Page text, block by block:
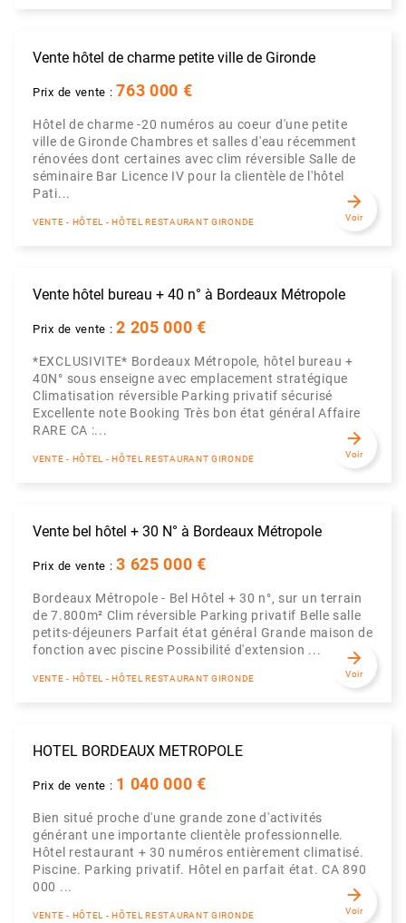
Vente hôtel de charme petite ville de Gironde
Prix de vente : 763 000 €
Hôtel de charme -20 numéros au coeur d'une petite
ville de Gironde Chambres et salles d'eau récemment
rénovées dont certaines avec clim réversible Salle de
séminaire Bar Licence IV pour la clientèle de l'hôtel
Pati...
VENTE - HÔTEL - HÔTEL RESTAURANT GIRONDE
arrow_forward
Voir
Vente hôtel bureau + 40 n° à Bordeaux Métropole
Prix de vente :2 205 000 €
*EXCLUSIVITE* Bordeaux Métropole, hôtel bureau +
40N° sous enseigne avec emplacement stratégique
Climatisation réversible Parking privatif sécurisé
Excellente note Booking Très bon état général Affaire
RARE CA :...
VENTE - HÔTEL - HÔTEL RESTAURANT GIRONDE
arrow_forward
Voir
Vente bel hôtel + 30 N° à Bordeaux Métropole
Prix de vente :3 625 000 €
Bordeaux Métropole - Bel Hôtel + 30 n°, sur un terrain
de 7.800m² Clim réversible Parking privatif Belle salle
petits-déjeuners Parfait état général Grande maison de
fonction avec piscine Possibilité d'extension ...
VENTE - HÔTEL - HÔTEL RESTAURANT GIRONDE
arrow_forward
Voir
HOTEL BORDEAUX METROPOLE
Prix de vente : 1 040 000 €
Bien situé proche d'une grande zone d'activités
générant une importante clientèle professionnelle.
Hôtel restaurant + 30 numéros entièrement climatisé.
Piscine. Parking privatif. Hôtel en parfait état. CA 890
000 ...
VENTE - HÔTEL - HÔTEL RESTAURANT GIRONDE
arrow_forward
Voir